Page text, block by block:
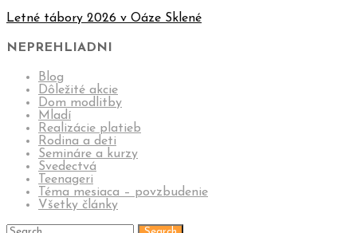
Letné tábory 2026 v Oáze Sklené
NEPREHLIADNI
Blog
Dôležité akcie
Dom modlitby
Mladí
Realizácie platieb
Rodina a deti
Semináre a kurzy
Svedectvá
Teenageri
Téma mesiaca – povzbudenie
Všetky články